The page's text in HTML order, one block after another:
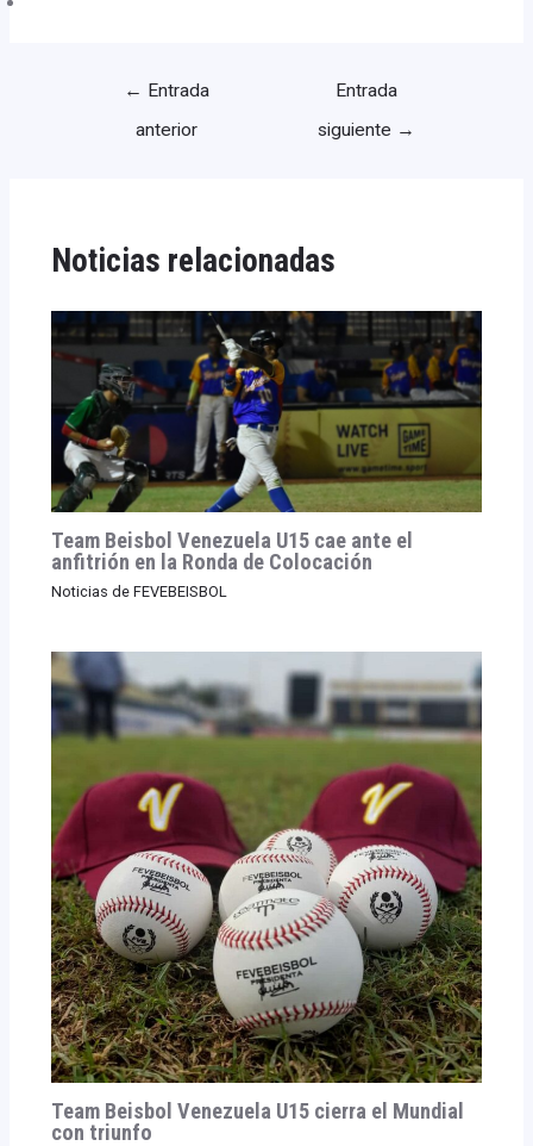
← Entrada
anterior
Entrada
siguiente →
Noticias relacionadas
Team Beisbol Venezuela U15 cae ante el
anfitrión en la Ronda de Colocación
Noticias de FEVEBEISBOL
Team Beisbol Venezuela U15 cierra el Mundial
con triunfo